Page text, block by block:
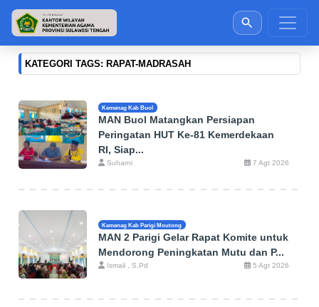
KATEGORI TAGS: RAPAT-MADRASAH
Kemenag Kab Buol
MAN Buol Matangkan Persiapan
Peringatan HUT Ke-81 Kemerdekaan
RI, Siap...
Suharni 7 Agt 2026
Kemenag Kab Parigi Moutong
MAN 2 Parigi Gelar Rapat Komite untuk
Mendorong Peningkatan Mutu dan P...
Ismail , S.Pd 5 Agt 2026